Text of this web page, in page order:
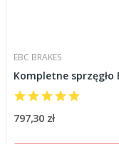
EBC BRAKES
Kompletne sprzęgło
797,30 zł